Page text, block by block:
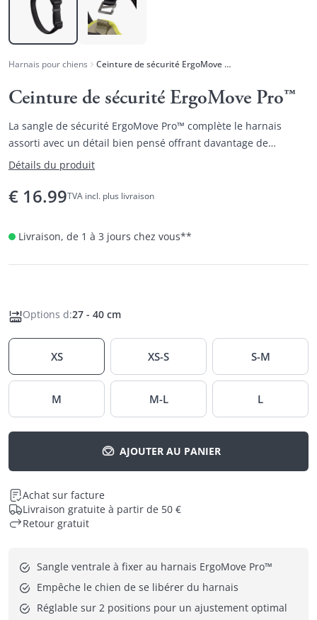
Harnais pour chiens Ceinture de sécurité ErgoMove Pro™
Ceinture de sécurité ErgoMove Pro™
La sangle de sécurité ErgoMove Pro™ complète le harnais
assorti avec un détail bien pensé offrant davantage de
maintien et de contrôle.
Détails du produit
€ 16.99TVA incl. plus livraison
Livraison, de 1 à 3 jours chez vous**
Options d:27 - 40 cm
XS XS-S S-M
M M-L L
AJOUTER AU PANIER
Achat sur facture
Livraison gratuite à partir de 50 €
Retour gratuit
Sangle ventrale à fixer au harnais ErgoMove Pro™
Empêche le chien de se libérer du harnais
Réglable sur 2 positions pour un ajustement optimal